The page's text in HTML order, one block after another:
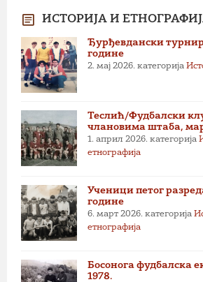
ИСТОРИЈА И
Ђурђевдански турнир
године
2. мај 2026. категорија
Теслић/Фудбалски
члановима штаба,
1. април 2026. категорија
етнографија
Ученици петог
године
6. март 2026. категорија
етнографија
Босонога фудбалска
1978.